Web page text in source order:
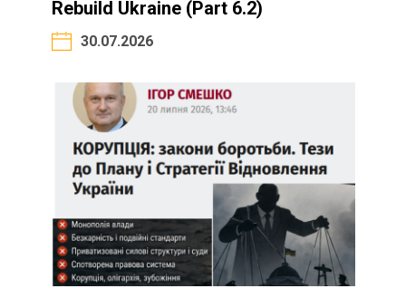
Rebuild Ukraine (Part 6.2)
30.07.2026